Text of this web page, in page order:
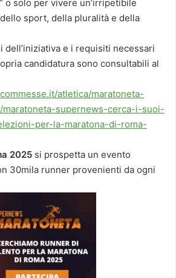
o solo per vivere un’irripetibile
sport, della pluralità e della
dell’iniziativa e i requisiti necessari
candidatura sono consultabili al
atletica/maratoneta-
maratoneta-supernews-cerca-i-suoi-
per-la-maratona-di-roma-
2025 si prospetta un evento
30mila runner provenienti da ogni